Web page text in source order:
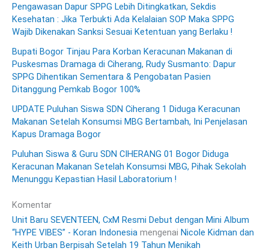
Pengawasan Dapur SPPG Lebih Ditingkatkan, Sekdis
Kesehatan : Jika Terbukti Ada Kelalaian SOP Maka SPPG
Wajib Dikenakan Sanksi Sesuai Ketentuan yang Berlaku !
Bupati Bogor Tinjau Para Korban Keracunan Makanan di
Puskesmas Dramaga di Ciherang, Rudy Susmanto: Dapur
SPPG Dihentikan Sementara & Pengobatan Pasien
Ditanggung Pemkab Bogor 100%
UPDATE Puluhan Siswa SDN Ciherang 1 Diduga Keracunan
Makanan Setelah Konsumsi MBG Bertambah, Ini Penjelasan
Kapus Dramaga Bogor
Puluhan Siswa & Guru SDN CIHERANG 01 Bogor Diduga
Keracunan Makanan Setelah Konsumsi MBG, Pihak Sekolah
Menunggu Kepastian Hasil Laboratorium !
Komentar
Unit Baru SEVENTEEN, CxM Resmi Debut dengan Mini Album
“HYPE VIBES” - Koran Indonesia mengenai Nicole Kidman dan
Keith Urban Berpisah Setelah 19 Tahun Menikah